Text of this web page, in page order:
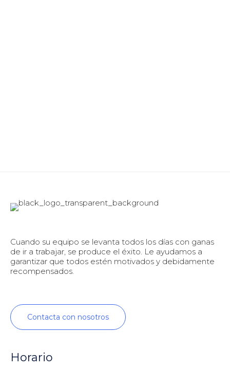
Cuando su equipo se levanta todos los días con ganas
de ir a trabajar, se produce el éxito. Le ayudamos a
garantizar que todos estén motivados y debidamente
recompensados.
Contacta con nosotros
Horario